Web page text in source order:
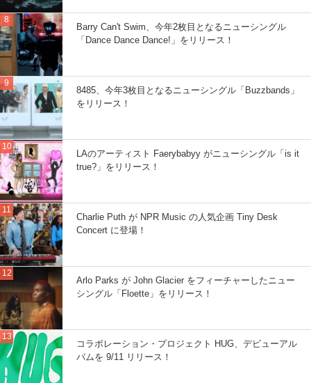
Barry Can't Swim、今年2枚目となるニューシングル
「Dance Dance Dance!」をリリース！
8485、今年3枚目となるニューシングル「Buzzbands」
をリリース！
LAのアーティスト Faerybabyy がニューシングル「is it
true?」をリリース！
Charlie Puth が NPR Music の人気企画 Tiny Desk
Concert に登場！
Arlo Parks が John Glacier をフィーチャーしたニュー
シングル「Floette」をリリース！
コラボレーション・プロジェクト HUG、デビューアル
バムを 9/11 リリース！